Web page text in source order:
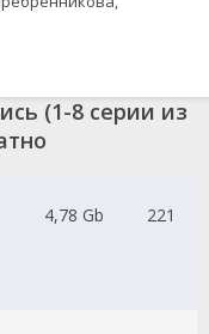
(1-8 серии из
4,78 Gb 221